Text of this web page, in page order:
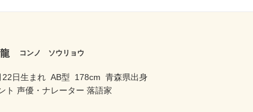
コンノ ソウリョウ
22日生まれ AB型 178cm 青森県出身
ト 声優・ナレーター 落語家